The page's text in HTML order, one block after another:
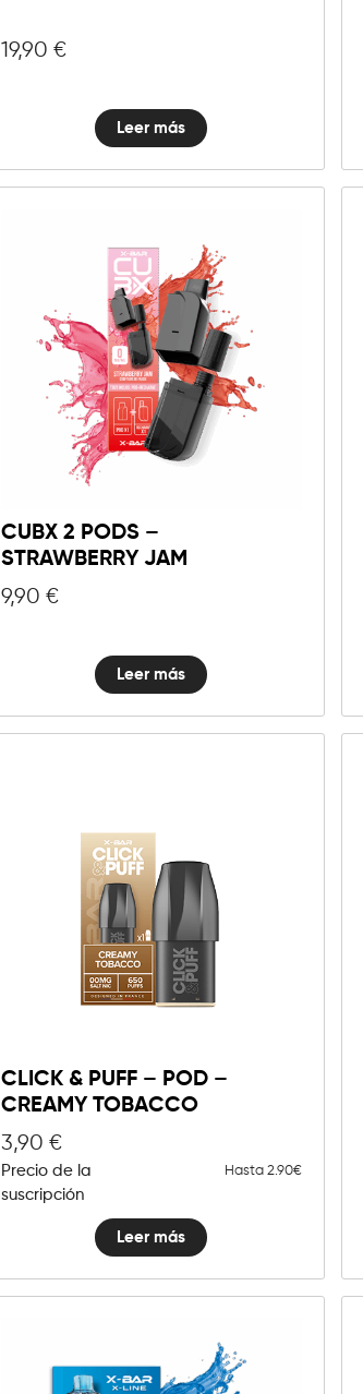
19,90€
Leer más
CUBX 2 PODS –
STRAWBERRY JAM
9,90€
Leer más
CLICK & PUFF – POD –
CREAMY TOBACCO
3,90€
Precio de la
suscripción
Hasta 2.90€
Leer más